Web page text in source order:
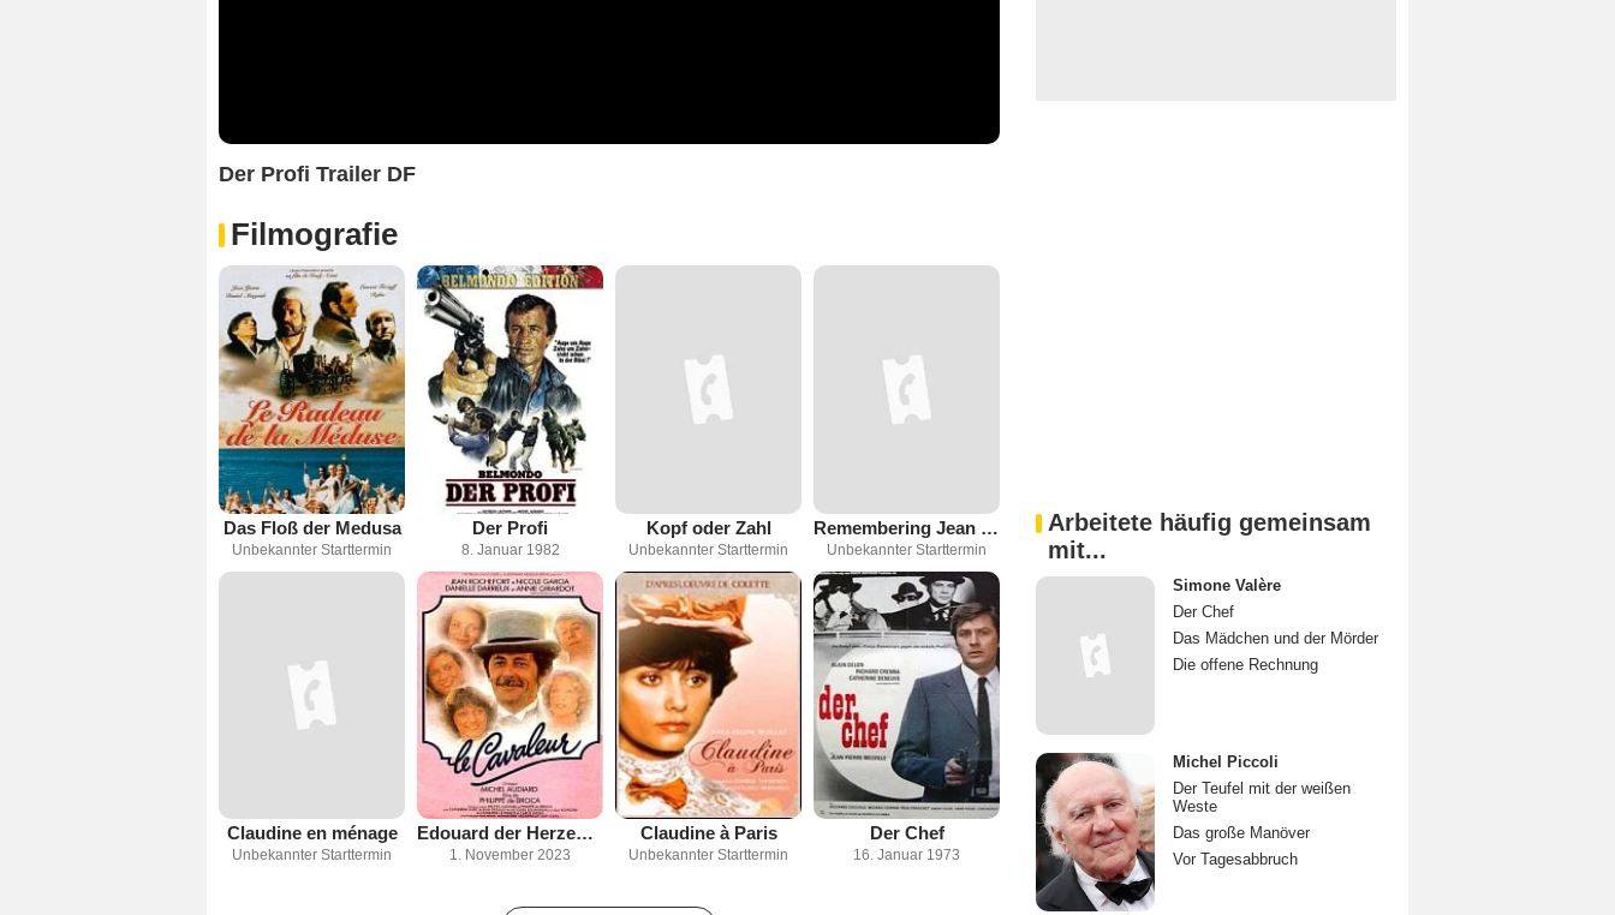
Der Profi Trailer DF
Filmografie
Das Floß der Medusa
Unbekannter Starttermin
Der Profi
8. Januar 1982
Kopf oder Zahl
Unbekannter Starttermin
Remembering Jean Gabin
Unbekannter Starttermin
Claudine en ménage
Unbekannter Starttermin
Edouard der Herzensbrecher
1. November 2023
Claudine à Paris
Unbekannter Starttermin
Der Chef
16. Januar 1973
Arbeitete häufig gemeinsam
mit...
Simone Valère
Der Chef
Das Mädchen und der Mörder
Die offene Rechnung
Michel Piccoli
Der Teufel mit der weißen
Weste
Das große Manöver
Vor Tagesabbruch